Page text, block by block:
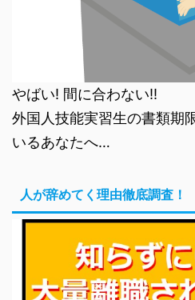
やばい! 間に合わない!!
外国人技能実習生の書類期
いるあなたへ…
人が辞めてく理由徹底調査！